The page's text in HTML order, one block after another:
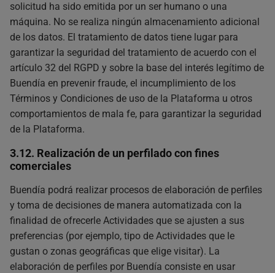
solicitud ha sido emitida por un ser humano o una
máquina. No se realiza ningún almacenamiento adicional
de los datos. El tratamiento de datos tiene lugar para
garantizar la seguridad del tratamiento de acuerdo con el
artículo 32 del RGPD y sobre la base del interés legítimo de
Buendía en prevenir fraude, el incumplimiento de los
Términos y Condiciones de uso de la Plataforma u otros
comportamientos de mala fe, para garantizar la seguridad
de la Plataforma.
3.12. Realización de un perfilado con fines
comerciales
Buendía podrá realizar procesos de elaboración de perfiles
y toma de decisiones de manera automatizada con la
finalidad de ofrecerle Actividades que se ajusten a sus
preferencias (por ejemplo, tipo de Actividades que le
gustan o zonas geográficas que elige visitar). La
elaboración de perfiles por Buendía consiste en usar